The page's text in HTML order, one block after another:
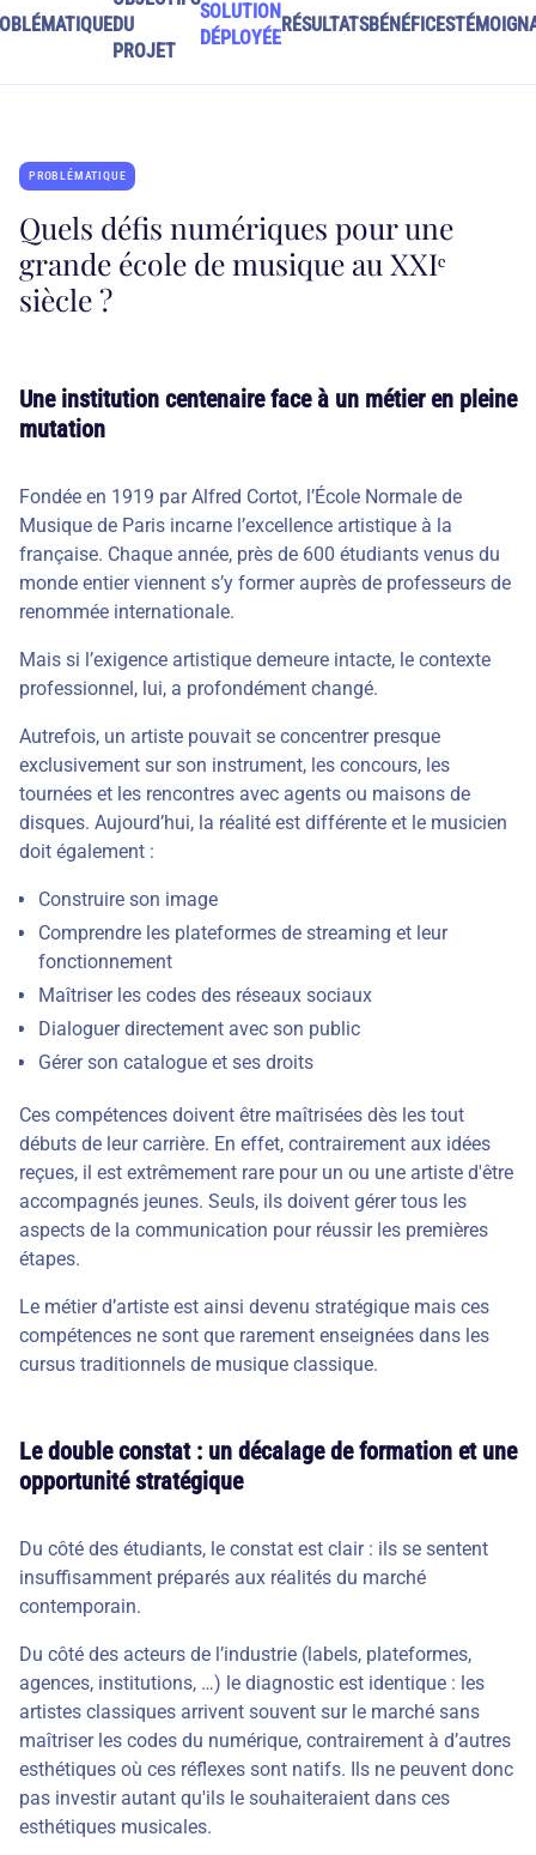
DU
PROJET
SOLUTION
DÉPLOYÉE
RÉSULTATSBÉNÉFICES
PROBLÉMATIQUE
Quels défis numériques pour une
grande école de musique au XXIᵉ
siècle ?
Une institution centenaire face à un métier en pleine
mutation
Fondée en 1919 par Alfred Cortot, l’École Normale de
Musique de Paris incarne l’excellence artistique à la
française. Chaque année, près de 600 étudiants venus du
monde entier viennent s’y former auprès de professeurs de
renommée internationale.
Mais si l’exigence artistique demeure intacte, le contexte
professionnel, lui, a profondément changé.
Autrefois, un artiste pouvait se concentrer presque
exclusivement sur son instrument, les concours, les
tournées et les rencontres avec agents ou maisons de
disques. Aujourd’hui, la réalité est différente et le musicien
doit également :
Construire son image
Comprendre les plateformes de streaming et leur
fonctionnement
Maîtriser les codes des réseaux sociaux
Dialoguer directement avec son public
Gérer son catalogue et ses droits
Ces compétences doivent être maîtrisées dès les tout
débuts de leur carrière. En effet, contrairement aux idées
reçues, il est extrêmement rare pour un ou une artiste d'être
accompagnés jeunes. Seuls, ils doivent gérer tous les
aspects de la communication pour réussir les premières
étapes.
Le métier d’artiste est ainsi devenu stratégique mais ces
compétences ne sont que rarement enseignées dans les
cursus traditionnels de musique classique.
Le double constat : un décalage de formation et une
opportunité stratégique
Du côté des étudiants, le constat est clair : ils se sentent
insuffisamment préparés aux réalités du marché
contemporain.
Du côté des acteurs de l’industrie (labels, plateformes,
agences, institutions, …) le diagnostic est identique : les
artistes classiques arrivent souvent sur le marché sans
maîtriser les codes du numérique, contrairement à d’autres
esthétiques où ces réflexes sont natifs. Ils ne peuvent donc
pas investir autant qu'ils le souhaiteraient dans ces
esthétiques musicales.